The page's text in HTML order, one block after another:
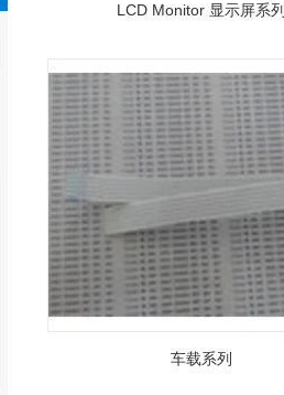
LCD Monitor 显示屏系列
车载系列